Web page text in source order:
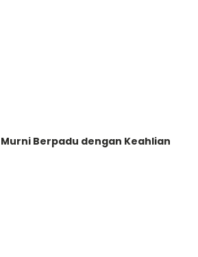
Berpadu dengan Keahlian